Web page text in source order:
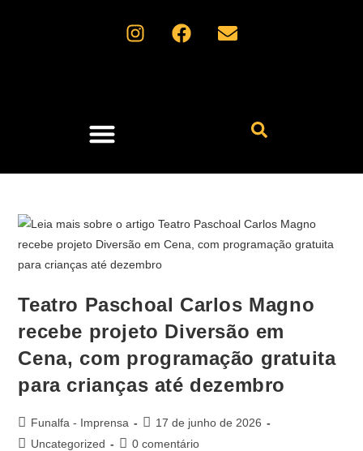
​Teatro Paschoal Carlos Magno
recebe projeto Diversão em
Cena, com programação gratuita
para crianças até dezembro
Funalfa - Imprensa
17 de junho de 2026
Uncategorized
0 comentário